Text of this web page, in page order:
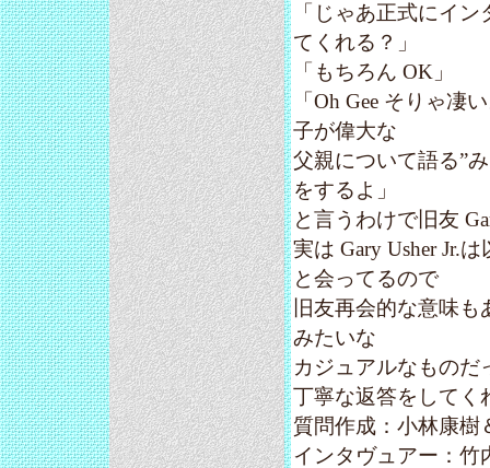
「じゃあ正式にイ
てくれる？」
「もちろん OK」
「Oh Gee そりゃ凄
子が偉大な
父親について語る”
をするよ」
と言うわけで旧友
実は Gary Usher Jr.
と会ってるので
旧友再会的な意味
みたいな
カジュアルなものだ
丁寧な返答をしてく
質問作成：小林康樹
インタヴュアー：竹